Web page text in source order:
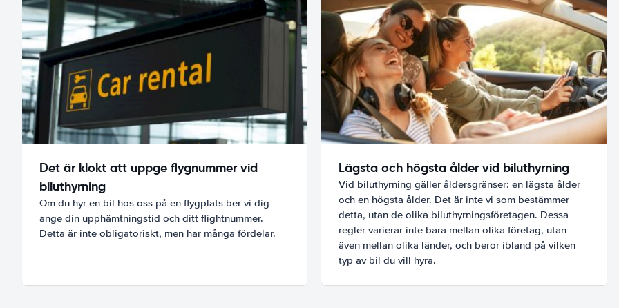
Det är klokt att uppge flygnummer vid
biluthyrning
Om du hyr en bil hos oss på en flygplats ber vi dig
ange din upphämtningstid och ditt flightnummer.
Detta är inte obligatoriskt, men har många fördelar.
Lägsta och högsta ålder vid biluthyrning
Vid biluthyrning gäller åldersgränser: en lägsta ålder
och en högsta ålder. Det är inte vi som bestämmer
detta, utan de olika biluthyrningsföretagen. Dessa
regler varierar inte bara mellan olika företag, utan
även mellan olika länder, och beror ibland på vilken
typ av bil du vill hyra.